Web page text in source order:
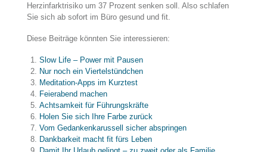
Herzinfarktrisiko um 37 Prozent senken soll. Also schlafen
Sie sich ab sofort im Büro gesund und fit.
Diese Beiträge könnten Sie interessieren:
Slow Life – Power mit Pausen
Nur noch ein Viertelstündchen
Meditation-Apps im Kurztest
Feierabend machen
Achtsamkeit für Führungskräfte
Holen Sie sich Ihre Farbe zurück
Vom Gedankenkarussell sicher abspringen
Dankbarkeit macht fit fürs Leben